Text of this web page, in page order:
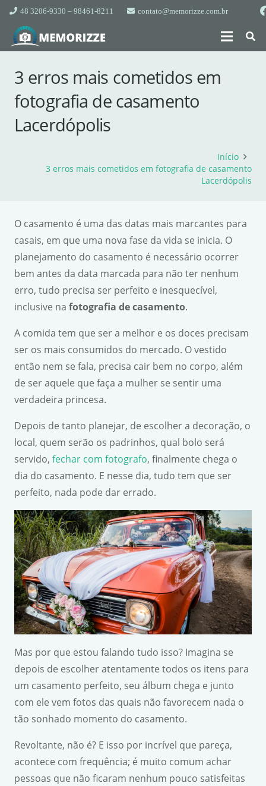
48 3206-9330 – 98461-8211 contato@memorizze.com.br
3 erros mais cometidos em
fotografia de casamento
Lacerdópolis
Início
3 erros mais cometidos em fotografia de casamento
Lacerdópolis
O casamento é uma das datas mais marcantes para
casais, em que uma nova fase da vida se inicia. O
planejamento do casamento é necessário ocorrer
bem antes da data marcada para não ter nenhum
erro, tudo precisa ser perfeito e inesquecível,
inclusive na fotografia de casamento.
A comida tem que ser a melhor e os doces precisam
ser os mais consumidos do mercado. O vestido
então nem se fala, precisa cair bem no corpo, além
de ser aquele que faça a mulher se sentir uma
verdadeira princesa.
Depois de tanto planejar, de escolher a decoração, o
local, quem serão os padrinhos, qual bolo será
servido, fechar com fotografo, finalmente chega o
dia do casamento. E nesse dia, tudo tem que ser
perfeito, nada pode dar errado.
Mas por que estou falando tudo isso? Imagina se
depois de escolher atentamente todos os itens para
um casamento perfeito, seu álbum chega e junto
com ele vem fotos das quais não favorecem nada o
tão sonhado momento do casamento.
Revoltante, não é? E isso por incrível que pareça,
acontece com frequência; é muito comum achar
pessoas que não ficaram nenhum pouco satisfeitas